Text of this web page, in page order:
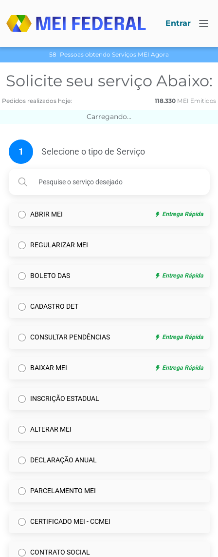
Entrar
58 Pessoas obtendo Serviços МЕI Agora
Solicite seu serviço Abaixo:
Pedidos realizados hoje: 118.330МЕI Emitidos
Carregando...
1 Selecione o tipo de Serviço
ABRIR MEI Entrega Rápida
REGULARIZAR MEI
BOLETO DAS Entrega Rápida
CADASTRO DET
CONSULTAR PENDÊNCIAS Entrega Rápida
BAIXAR MEI Entrega Rápida
INSCRIÇÃO ESTADUAL
ALTERAR MEI
DECLARAÇÃO ANUAL
PARCELAMENTO MEI
CERTIFICADO MEI - CCMEI
CONTRATO SOCIAL